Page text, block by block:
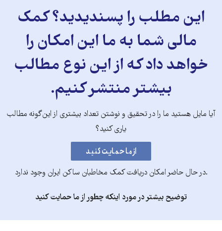
این مطلب را پسندیدید؟ کمک
مالی شما به ما این امکان را
خواهد داد که از این نوع مطالب
بیشتر منتشر کنیم.
آیا مایل هستید ما را در تحقیق و نوشتن تعداد بیشتری از این‌گونه مطالب
یاری کنید؟
.در حال حاضر امکان دریافت کمک مخاطبان ساکن ایران وجود ندارد
توضیح بیشتر در مورد اینکه چطور از ما حمایت کنید